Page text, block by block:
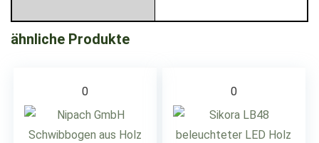
ähnliche Produkte
0 0